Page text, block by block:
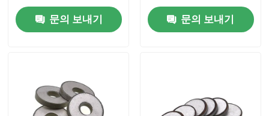
비디오
문의 보내기 문의 보내기